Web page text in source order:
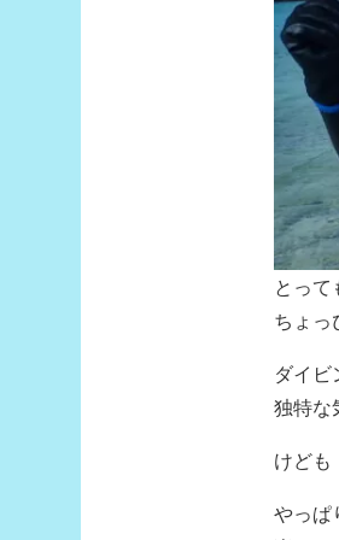
とって
ちょっ
ダイビ
独特な
けども
やっぱ